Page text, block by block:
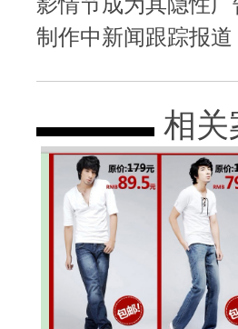
制作中新闻跟踪报
相关